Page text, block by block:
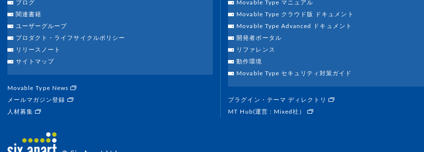
ブログ
関連書籍
ユーザーグループ
プロダクト・ライフサイクルポリシー
リリースノート
サイトマップ
Movable Type News
メールマガジン登録
人材募集
Movable Type マニュアル
Movable Type クラウド版 ドキュメント
Movable Type Advanced ドキュメント
開発者ポータル
リファレンス
動作環境
Movable Type セキュリティ対策ガイド
プラグイン・テーマ ディレクトリ
MT Hub(運営 : Mixed社）